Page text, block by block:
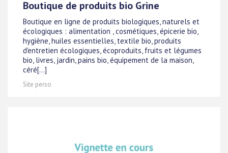
Boutique de produits bio Grine
Boutique en ligne de produits biologiques, naturels et
écologiques : alimentation , cosmétiques, épicerie bio,
hygiène, huiles essentielles, textile bio, produits
d'entretien écologiques, écoproduits, fruits et légumes
bio, livres, jardin, pains bio, équipement de la maison,
céré[...]
Site perso